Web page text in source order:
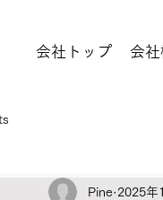
会社トップ 会社
Pine 2025年